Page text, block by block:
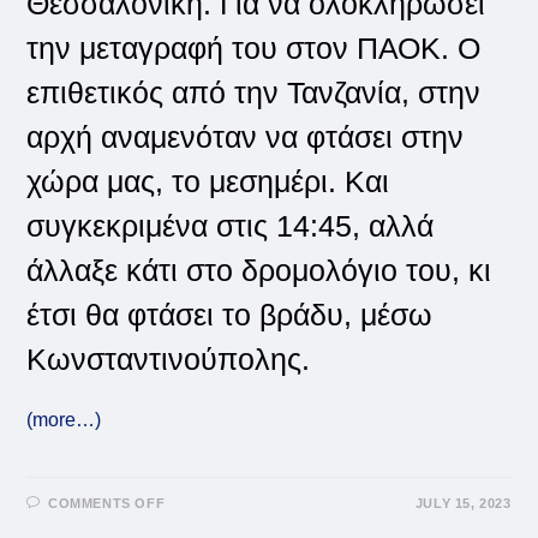
την μεταγραφή του στον ΠΑΟΚ. Ο
επιθετικός από την Τανζανία, στην
αρχή αναμενόταν να φτάσει στην
χώρα μας, το μεσημέρι. Και
συγκεκριμένα στις 14:45, αλλά
άλλαξε κάτι στο δρομολόγιο του, κι
έτσι θα φτάσει το βράδυ, μέσω
Κωνσταντινούπολης.
(more…)
COMMENTS OFF JULY 15, 2023